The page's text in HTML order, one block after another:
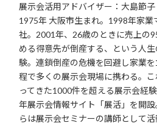
展示会活用アドバイザー：大島節子
1975年 大阪市生まれ。1998年家業
社。2001年、26歳のときに売上の
める得意先が倒産する、という人
験。連鎖倒産の危機を回避し家業
程で多くの展示会現場に携わる。
ってきた1000件を超える展示会経
年展示会情報サイト「展活」を開
らは展示会セミナーの講師として